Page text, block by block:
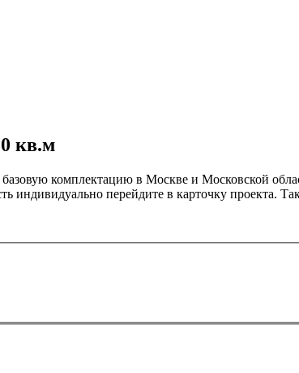
кв.м
комплектацию в Москве и Московской
индивидуально перейдите в карточку